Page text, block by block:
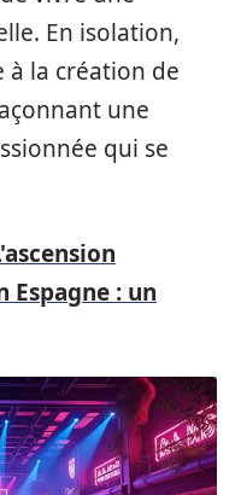
En isolation,
à la création de
une
qui se
Espagne : un